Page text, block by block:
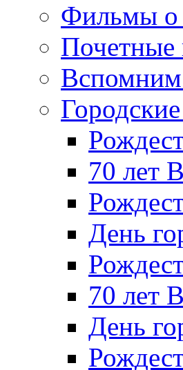
Фильмы о
Почетные
Вспомним
70 лет
День
70 лет
День